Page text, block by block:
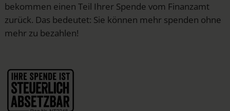
bekommen einen Teil Ihrer Spende vom Finanzamt
zurück. Das bedeutet: Sie können mehr spenden ohne
mehr zu bezahlen!